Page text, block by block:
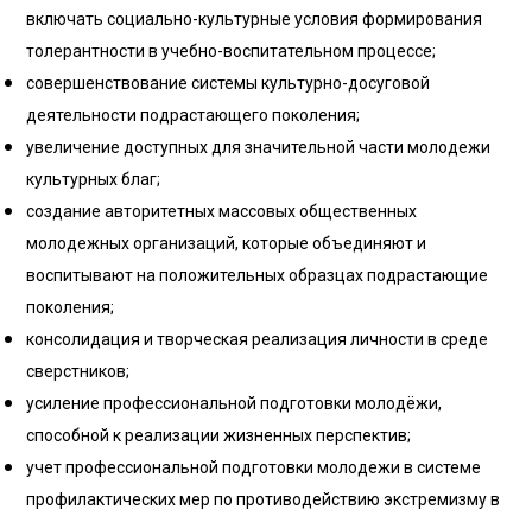
включать социально-культурные условия формирования
толерантности в учебно-воспитательном процессе;
совершенствование системы культурно-досуговой
деятельности подрастающего поколения;
увеличение доступных для значительной части молодежи
культурных благ;
создание авторитетных массовых общественных
молодежных организаций, которые объединяют и
воспитывают на положительных образцах подрастающие
поколения;
консолидация и творческая реализация личности в среде
сверстников;
усиление профессиональной подготовки молодёжи,
способной к реализации жизненных перспектив;
учет профессиональной подготовки молодежи в системе
профилактических мер по противодействию экстремизму в